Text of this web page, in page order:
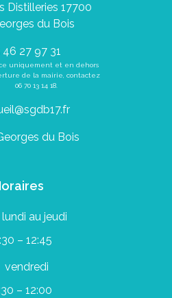
Distilleries 17700
du Bois
46 27 97 31
uniquement et en dehors
de la mairie, contactez
06 70 13 14 18
du Bois
au jeudi
– 12:45
vendredi
– 12:00